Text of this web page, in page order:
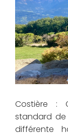
Costière :
standard
différente